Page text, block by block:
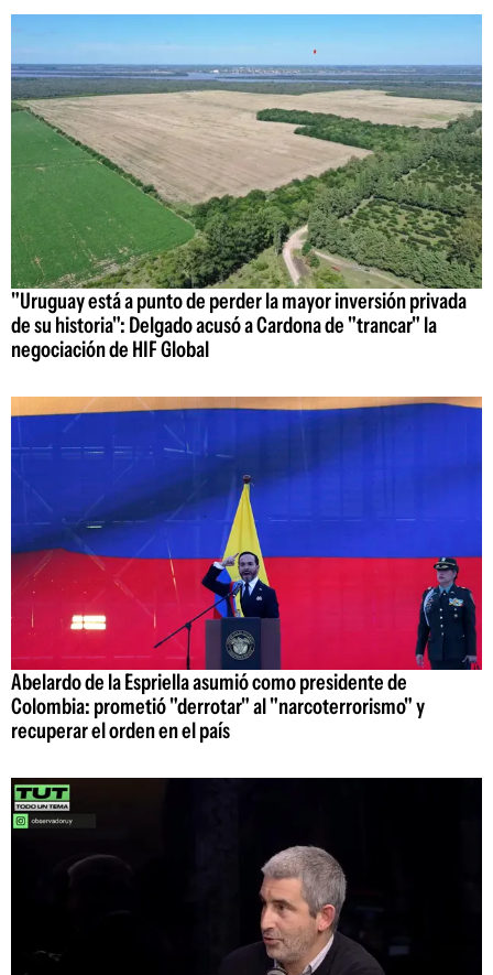
"Uruguay está a punto de perder la mayor inversión privada
de su historia": Delgado acusó a Cardona de "trancar" la
negociación de HIF Global
Abelardo de la Espriella asumió como presidente de
Colombia: prometió "derrotar" al "narcoterrorismo" y
recuperar el orden en el país